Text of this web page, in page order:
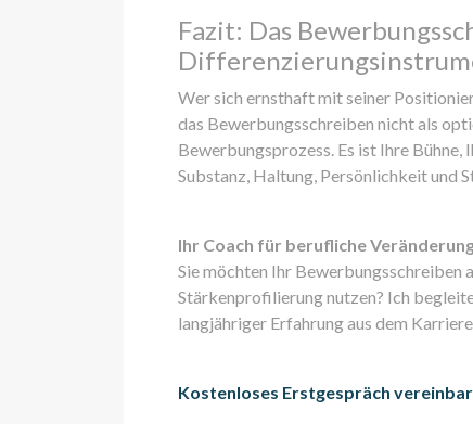
Fazit: Das
Wer sich ernsthaft mit seiner
das Bewerbungsschreiben nicht als
Bewerbungsprozess. Es ist Ihre
Substanz, Haltung, Persönlichkeit und
Ihr Coach für berufliche
Sie möchten Ihr Bewerbungsschreiben
Stärkenprofilierung nutzen? Ich
langjähriger Erfahrung aus dem
Kostenloses Erstgespräch